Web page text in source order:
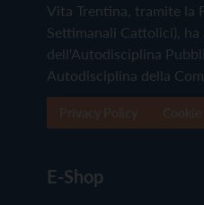
Vita Trentina, tramite la
Settimanali Cattolici),
dell'Autodisciplina
Autodisciplina della
E-Shop